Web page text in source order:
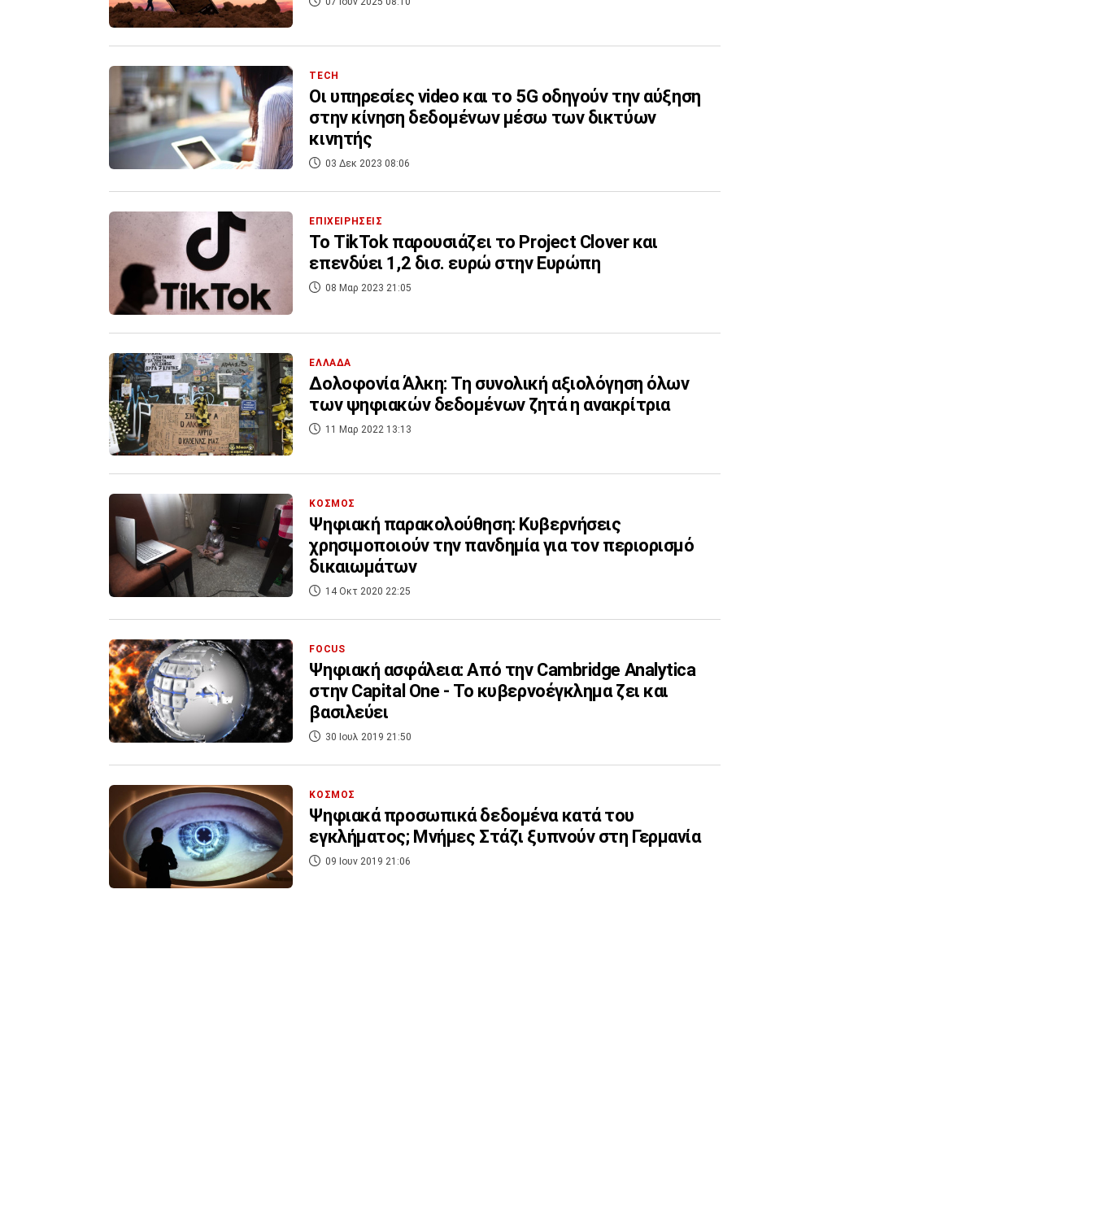
TECH
Οι υπηρεσίες video και το 5G οδηγούν την αύξηση
στην κίνηση δεδομένων μέσω των δικτύων
κινητής
03 Δεκ 2023 08:06
ΕΠΙΧΕΙΡΗΣΕΙΣ
Το TikTok παρουσιάζει το Project Clover και
επενδύει 1,2 δισ. ευρώ στην Ευρώπη
08 Μαρ 2023 21:05
ΕΛΛΑΔΑ
Δολοφονία Άλκη: Τη συνολική αξιολόγηση όλων
των ψηφιακών δεδομένων ζητά η ανακρίτρια
11 Μαρ 2022 13:13
ΚΟΣΜΟΣ
Ψηφιακή παρακολούθηση: Κυβερνήσεις
χρησιμοποιούν την πανδημία για τον περιορισμό
δικαιωμάτων
14 Οκτ 2020 22:25
FOCUS
Ψηφιακή ασφάλεια: Από την Cambridge Analytica
στην Capital One - Το κυβερνοέγκλημα ζει και
βασιλεύει
30 Ιουλ 2019 21:50
ΚΟΣΜΟΣ
Ψηφιακά προσωπικά δεδομένα κατά του
εγκλήματος; Μνήμες Στάζι ξυπνούν στη Γερμανία
09 Ιουν 2019 21:06